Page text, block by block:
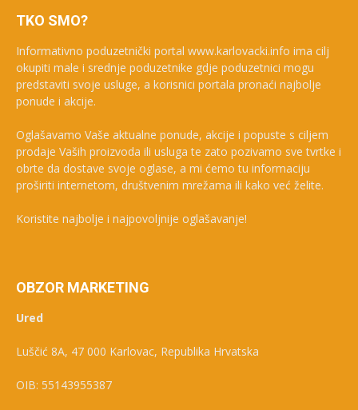
TKO SMO?
Informativno poduzetnički portal www.karlovacki.info ima cilj
okupiti male i srednje poduzetnike gdje poduzetnici mogu
predstaviti svoje usluge, a korisnici portala pronaći najbolje
ponude i akcije.
Oglašavamo Vaše aktualne ponude, akcije i popuste s ciljem
prodaje Vaših proizvoda ili usluga te zato pozivamo sve tvrtke i
obrte da dostave svoje oglase, a mi ćemo tu informaciju
proširiti internetom, društvenim mrežama ili kako već želite.
Koristite najbolje i najpovoljnije oglašavanje!
OBZOR MARKETING
Ured
Luščić 8A, 47 000 Karlovac, Republika Hrvatska
OIB: 55143955387